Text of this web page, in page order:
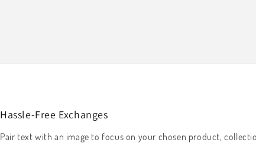
Hassle-Free Exchanges
Pair text with an image to focus on your chosen product,